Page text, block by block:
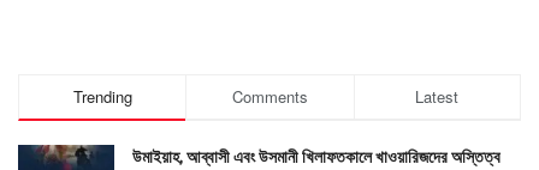
Trending Comments Latest
উমাইয়াহ, আব্বাসী এবং উসমানী খিলাফতকালে খাওয়ারিজদের অস্তিত্ব